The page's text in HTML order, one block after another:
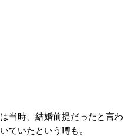
当時、結婚前提だったと言わ
ていたという噂も。